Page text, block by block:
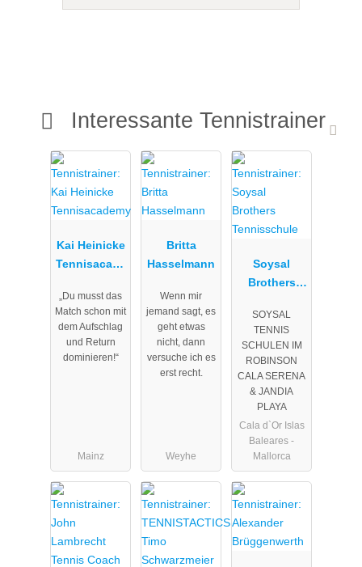
Interessante Tennistrainer
Kai Heinicke
Tennisacade
„Du musst das
Match schon mit
dem Aufschlag
und Return
dominieren!“
Mainz
Britta
Hasselmann
Wenn mir
jemand sagt, es
geht etwas
nicht, dann
versuche ich es
erst recht.
Weyhe
Soysal
Brothers
e
SOYSAL
TENNIS
SCHULEN IM
ROBINSON
CALA SERENA
& JANDIA
PLAYA
Cala d`Or Islas
Baleares -
Mallorca